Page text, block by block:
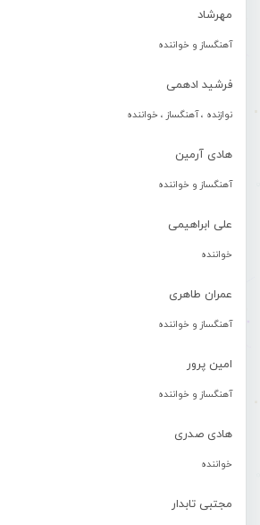
مهرشاد
آهنگساز و خواننده
فرشید ادهمی
نوازنده ، آهنگساز ، خواننده
هادی آرمین
آهنگساز و خواننده
علی ابراهیمی
خواننده
عمران طاهری
آهنگساز و خواننده
امین پرور
آهنگساز و خواننده
هادی صدری
خواننده
مجتبی تابدار